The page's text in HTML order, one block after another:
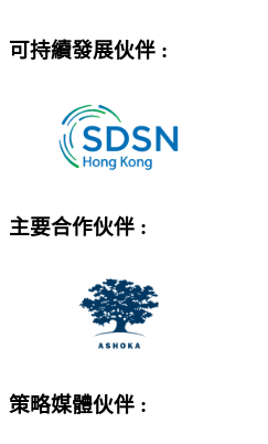
可持續發展伙伴 :
主要合作伙伴 :
策略媒體伙伴 :